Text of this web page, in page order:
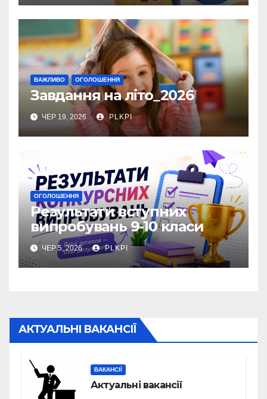
ВАЖЛИВО ОГОЛОШЕННЯ
Завдання на літо_2026
ЧЕР 19, 2026 PLKPI
ОГОЛОШЕННЯ
Результати вступних
випробувань 9-10 класи
ЧЕР 5, 2026 PLKPI
АКТУАЛЬНІ ВАКАНСІЇ
ВАКАНСІЇ
Актуальні вакансії